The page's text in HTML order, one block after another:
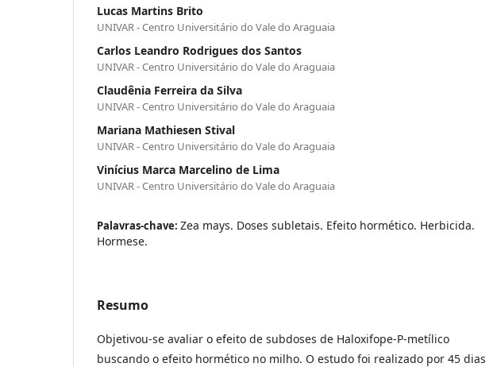
Lucas Martins Brito
UNIVAR - Centro Universitário do Vale do Araguaia
Carlos Leandro Rodrigues dos Santos
UNIVAR - Centro Universitário do Vale do Araguaia
Claudênia Ferreira da Silva
UNIVAR - Centro Universitário do Vale do Araguaia
Mariana Mathiesen Stival
UNIVAR - Centro Universitário do Vale do Araguaia
Vinícius Marca Marcelino de Lima
UNIVAR - Centro Universitário do Vale do Araguaia
Palavras-chave: Zea mays. Doses subletais. Efeito hormético. Herbicida.
Hormese.
Resumo
Objetivou-se avaliar o efeito de subdoses de Haloxifope-P-metílico
buscando o efeito hormético no milho. O estudo foi realizado por 45 dias